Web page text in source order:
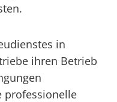
in
ihren Betrieb
professionelle